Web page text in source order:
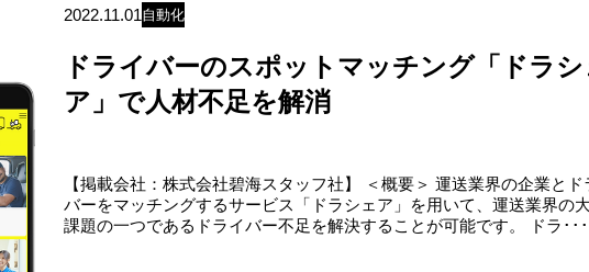
アプリケーション VR
3D その他
ドライバーのスポットマッチング「ドラシ
ア」で人材不足を解消
2022.11.01自動化
【掲載会社：株式会社碧海スタッフ社】 ＜概要＞ 運送業界の企業とド
バーをマッチングするサービス「ドラシェア」を用いて、運送業界の
課題の一つであるドライバー不足を解決することが可能です。 ドラ･･･